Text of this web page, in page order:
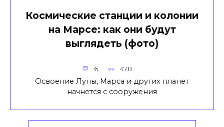
Космические станции и колонии
на Марсе: как они будут
выглядеть (фото)
6 478
Освоение Луны, Марса и других планет
начнется с сооружения